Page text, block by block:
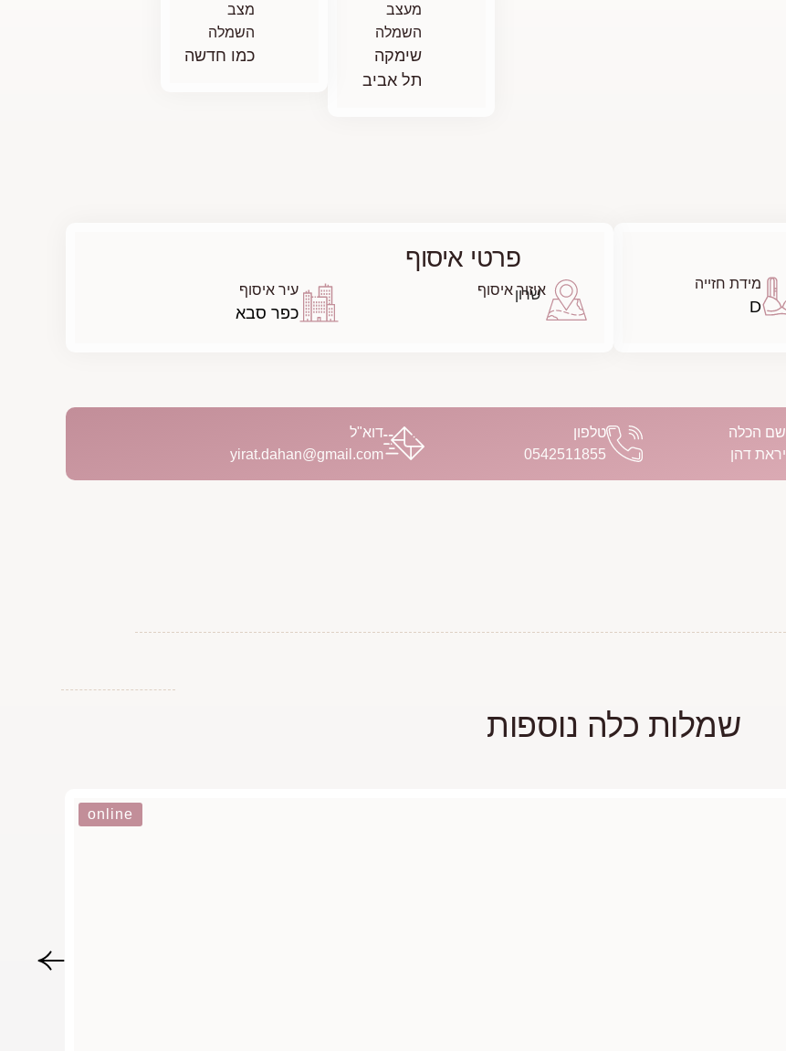
מעצב
השמלה
שימקה
תל אביב
מצב
השמלה
כמו חדשה
מידת חזייה
D
פרטי איסוף
איזור איסוף
שרון עיר איסוף
כפר סבא
שם הכלה
יראת דהן
טלפון
0542511855
דוא"ל
yirat.dahan@gmail.com
שמלות כלה נוספות
online